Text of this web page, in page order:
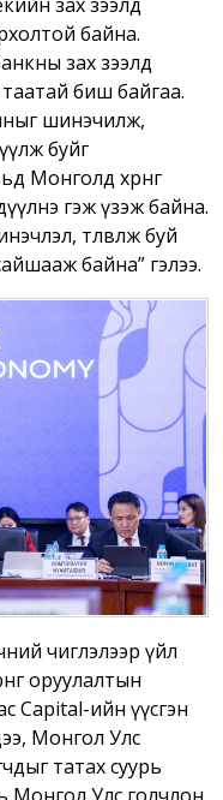
байна.
зах зээлд
таатай биш байгаа.
шинэчилж,
буйг
Монголд хөрөнгө
гэж үзэж байна.
төлөвлөж буй
байна” гэлээ.
чиглэлээр үйл
оруулалтын
Capital-ийн үүсгэн
Монгол Улс
татах суурь